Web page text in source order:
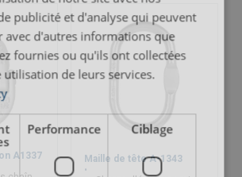
A1337
Maille de tête A-1343
publicité et d'analyse qui peuvent
avec d'autres informations que
fournies ou qu'ils ont collectées
de leurs services.
Performance Ciblage